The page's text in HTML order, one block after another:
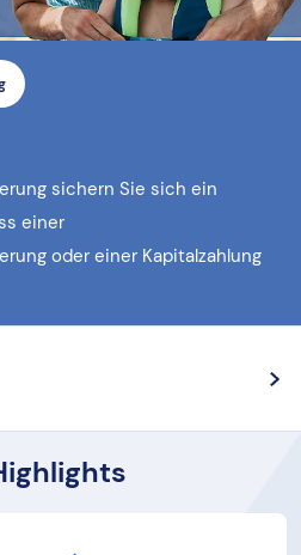
sichern Sie sich ein
einer
oder einer Kapitalzahlung